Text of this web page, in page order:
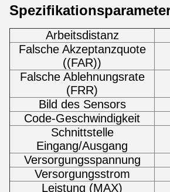
Arbeitsdistanz
Falsche Akzeptanzquote
((FAR))
Falsche Ablehnungsrate
(FRR)
Bild des Sensors
Code-Geschwindigkeit
Schnittstelle
Eingang/Ausgang
Versorgungsspannung
Versorgungsstrom
Leistung (MAX)